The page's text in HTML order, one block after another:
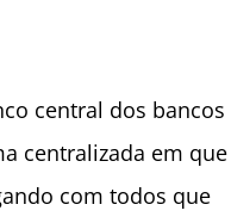
central dos bancos
centralizada em que
com todos que